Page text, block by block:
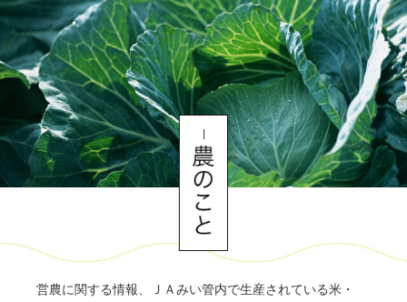
営農に関する情報、ＪＡみい管内で生産されている米・